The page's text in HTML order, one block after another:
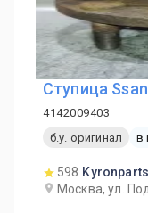
Ступица
4142009403
б.у. оригинал
в
598
Москва, ул.